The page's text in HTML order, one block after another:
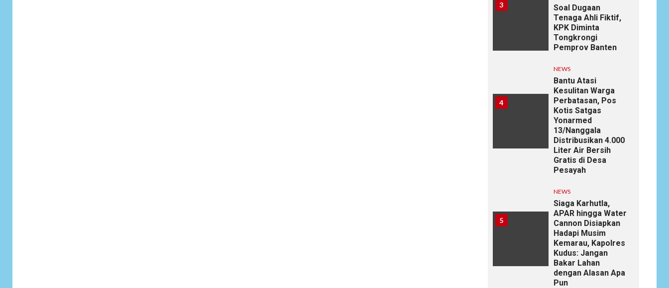
3
Soal Dugaan
Tenaga Ahli Fiktif,
KPK Diminta
Tongkrongi
Pemprov Banten
4
NEWS
Bantu Atasi
Kesulitan Warga
Perbatasan, Pos
Kotis Satgas
Yonarmed
13/Nanggala
Distribusikan 4.000
Liter Air Bersih
Gratis di Desa
Pesayah
5
NEWS
Siaga Karhutla,
APAR hingga Water
Cannon Disiapkan
Hadapi Musim
Kemarau, Kapolres
Kudus: Jangan
Bakar Lahan
dengan Alasan Apa
Pun